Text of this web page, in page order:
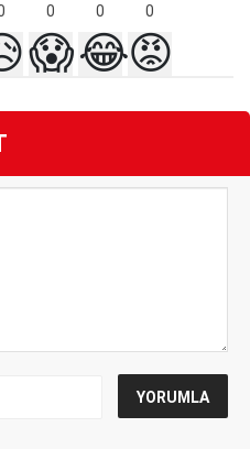
0 0 0
😱😂😡